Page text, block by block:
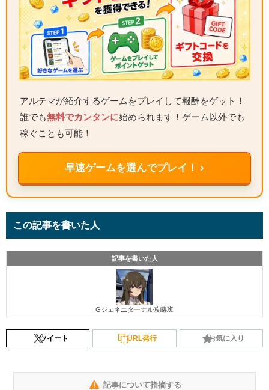
アルテマが紹介するゲームをプレイして報酬をゲット！
誰でも無料でカンタンに始められます！ゲーム以外でも
稼ぐことも可能！
早速ゲームを選んでプレイ！ ›
この記事を書いた人
記事を書いた人
Gジェネエターナル攻略班
ツイート URL発行 お気に入り
記事について指摘する